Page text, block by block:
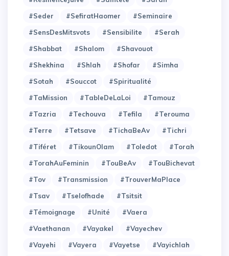
#Seder
#SefiratHaomer
#Seminaire
#SensDesMitsvots
#Sensibilite
#Serah
#Shabbat
#Shalom
#Shavouot
#Shekhina
#Shlah #Shofar
#Simha
#Sotah
#Souccot
#Spiritualité
#TaMission
#TableDeLaLoi
#Tamouz
#Tazria
#Techouva #Tefila
#Terouma
#Terre
#Tetsave #TichaBeAv
#Tichri
#Tiféret
#TikounOlam #Toledot
#Torah
#TorahAuFeminin
#TouBeAv
#TouBichevat
#Tov
#Transmission
#TrouverMaPlace
#Tsav
#Tselofhade
#Tsitsit
#Témoignage
#Unité
#Vaera
#Vaethanan
#Vayakel
#Vayechev
#Vayehi
#Vayera #Vayetse
#Vayichlah